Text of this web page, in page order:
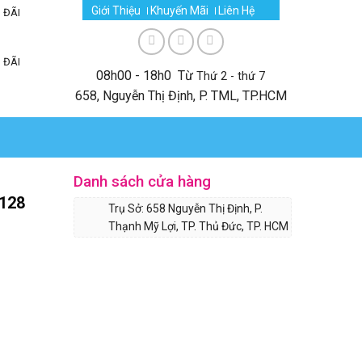
ĐÃI
ĐÃI
Giới Thiệu Khuyến Mãi Liên Hệ
08h00 - 18h0 TừThứ 2 - thứ 7
658, Nguyễn Thị Định, P. TML, TP.HCM
Danh sách cửa hàng
Trụ Sở: 658 Nguyễn Thị Định, P.
Thạnh Mỹ Lợi, TP. Thủ Đức, TP. HCM